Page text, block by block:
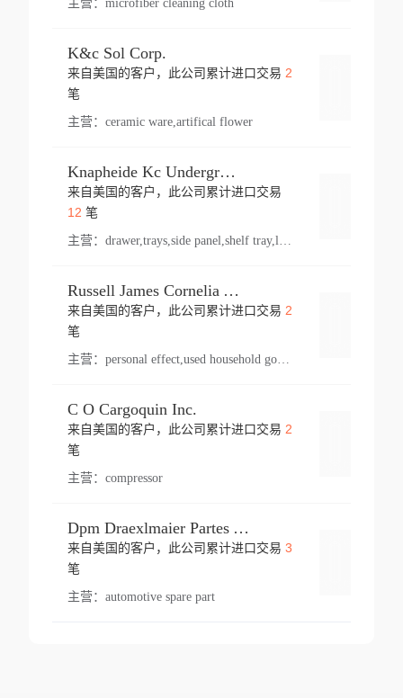
主营： microfiber cleaning cloth
K&c Sol Corp.
来自美国的客户，此公司累计进口交易 2
笔
主营： ceramic ware,artifical flower
Knapheide Kc Underground
来自美国的客户，此公司累计进口交易
12 笔
主营：
Russell James Cornelia Arlington Va
来自美国的客户，此公司累计进口交易 2
笔
主营： personal effect,used household goods
C O Cargoquin Inc.
来自美国的客户，此公司累计进口交易 2
笔
主营： compressor
Dpm Draexlmaier Partes Automotrices Corr Ind Huejotzingo
来自美国的客户，此公司累计进口交易 3
笔
主营： automotive spare part